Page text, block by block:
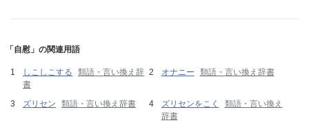
「自慰」の関連用語
しこしこする
類語・言い換え辞
書
オナニー 類語・言い換え辞書
ズリセン 類語・言い換え辞書 ズリセンをこく
類語・言い換え
辞書